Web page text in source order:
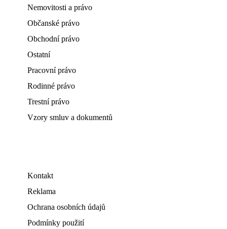
Nemovitosti a právo
Občanské právo
Obchodní právo
Ostatní
Pracovní právo
Rodinné právo
Trestní právo
Vzory smluv a dokumentů
Kontakt
Reklama
Ochrana osobních údajů
Podmínky použití